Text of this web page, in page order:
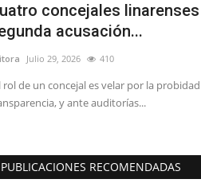
concejales
acusación...
Julio 29, 2026 410
rol de un concejal es velar por la
y ante auditorías...
PUBLICACIONES RECOMENDADAS